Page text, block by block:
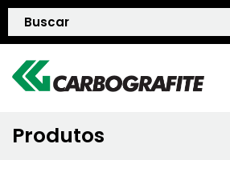
Produtos